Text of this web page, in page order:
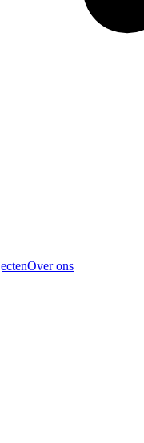
Over ons